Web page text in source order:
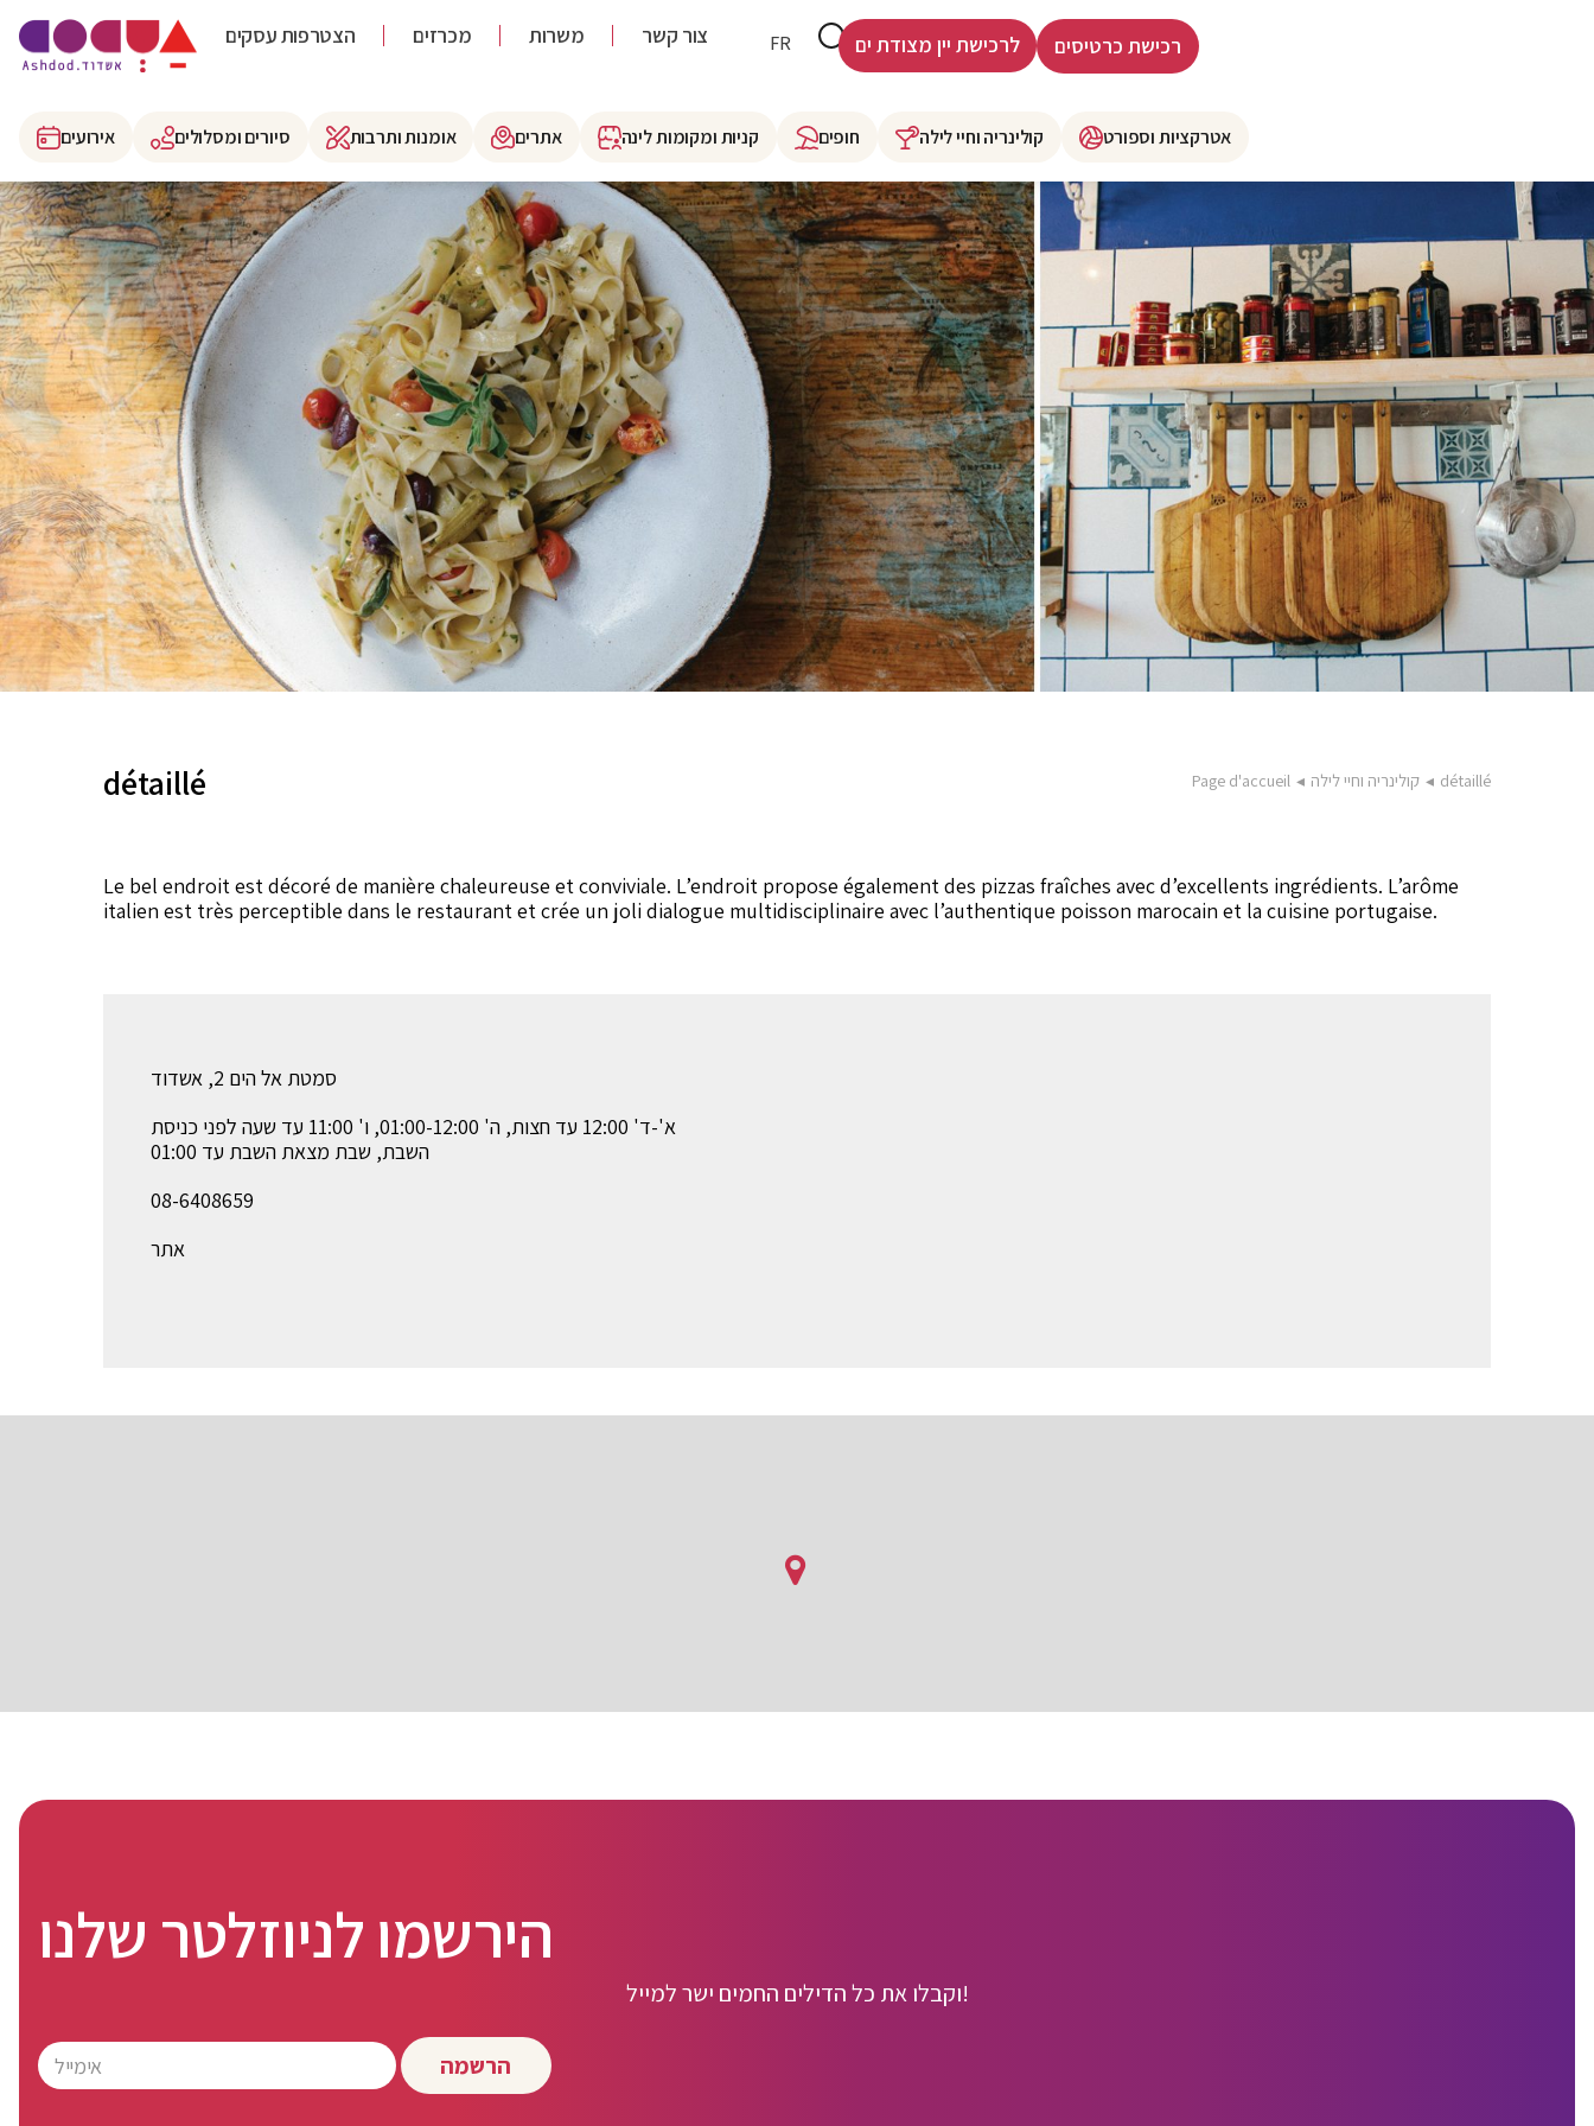
הצטרפות עסקים מכרזים משרות צור קשר FR
HE
לרכישת יין מצודת ים רכישת כרטיסים
אירועים סיורים ומסלולים אומנות ותרבות אתרים קניות ומקומות לינה חופים קולינריה וחיי לילה אטרקציות וספורט
détaillé Page d'accueil ◂ קולינריה וחיי לילה ◂ détaillé
Le bel endroit est décoré de manière chaleureuse et conviviale. L’endroit propose également des pizzas fraîches avec d’excellents ingrédients. L’arôme
italien est très perceptible dans le restaurant et crée un joli dialogue multidisciplinaire avec l’authentique poisson marocain et la cuisine portugaise.
סמטת אל הים 2, אשדוד
א'-ד' 12:00 עד חצות, ה' 01:00-12:00, ו' 11:00 עד שעה לפני כניסת
השבת, שבת מצאת השבת עד 01:00
08-6408659
אתר
הירשמו לניוזלטר שלנו
וקבלו את כל הדילים החמים ישר למייל!
הרשמה